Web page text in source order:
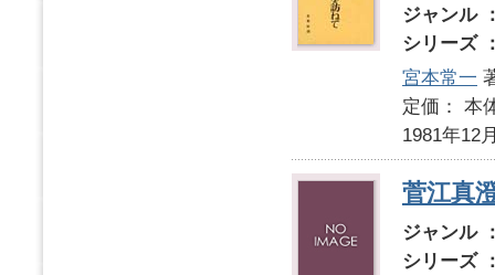
ジャンル
シリーズ
宮本常一
定価：
1981年12
菅江真
ジャンル
シリーズ